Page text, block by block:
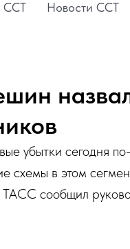
ССТ Новости ССТ
убытки сегодня
схемы в этом
сообщил